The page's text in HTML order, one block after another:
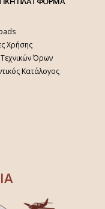
Χρήσης
Τεχνικών Όρων
Κατάλογος